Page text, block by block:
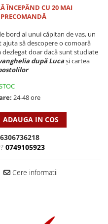
ÎNCEPÂND CU 20 MAI
PRECOMANDĂ
bord al unui căpitan de vas, un
să descopere o comoară
dezlegat doar dacă sunt studiate
după Lucași cartea
24-48 ore
ADAUGA IN COS
0749105923
Cere informatii